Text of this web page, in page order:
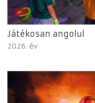
Játékosan angolul
2026. év